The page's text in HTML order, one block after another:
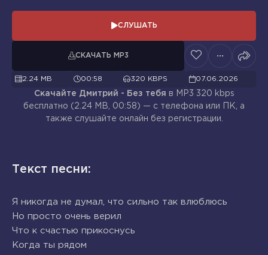
СЛУШАТЬ
СКАЧАТЬ MP3
2.24 MB 00:58 320 KBPS 07.06.2026
Скачайте Дмитрий - Без тебя в MP3 320 kbps
бесплатно (2.24 MB, 00:58) — с телефона или ПК, а
также слушайте онлайн без регистрации.
Текст песни:
Я никогда не думал, что сильно так влюблюсь
Но просто очень верил
Что к счастью прикоснусь
Когда ты рядом